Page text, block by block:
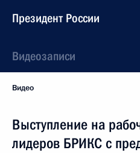
Президент России
Видеозаписи
Видео
Выступление на
лидеров БРИКС с